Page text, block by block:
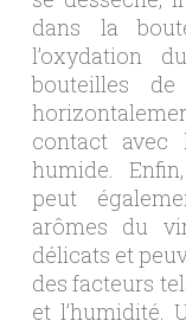
dans la
l’oxydation
bouteilles
contact avec
humide.
peut
arômes du
délicats et
des facteurs
et l’humidité.